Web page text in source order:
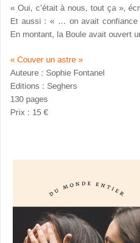
« Oui, c’était à nous, tout ça »,
Et aussi : « … on avait confiance
En montant, la Boule avait ouvert
« Couver un astre »
Auteure : Sophie Fontanel
Editions : Seghers
130 pages
Prix : 15 €